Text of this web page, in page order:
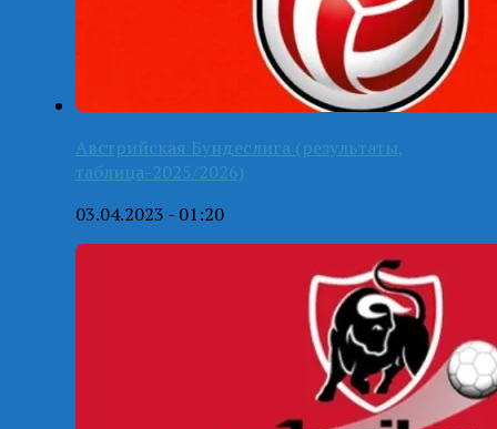
Австрийская Бундеслига (результаты,
таблица-2025/2026)
03.04.2023 - 01:20